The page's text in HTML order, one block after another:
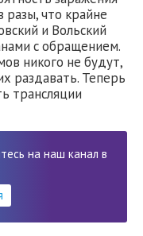
разы, что крайне
и Вольский
с обращением.
никого не будут,
раздавать. Теперь
трансляции
на наш канал в